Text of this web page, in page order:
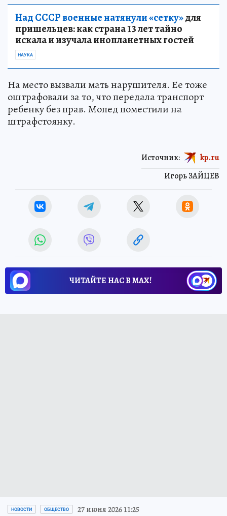
Над СССР военные натянули «сетку»для
пришельцев: как страна 13 лет тайно
искала и изучала инопланетных гостей
НАУКА
На место вызвали мать нарушителя. Ее тоже
оштрафовали за то, что передала транспорт
ребенку без прав. Мопед поместили на
штрафстоянку.
Игорь ЗАЙЦЕВ
Источник: kp.ru
ЧИТАЙТЕ НАС В МАХ!
НОВОСТИ ОБЩЕСТВО 27 июня 2026 11:25